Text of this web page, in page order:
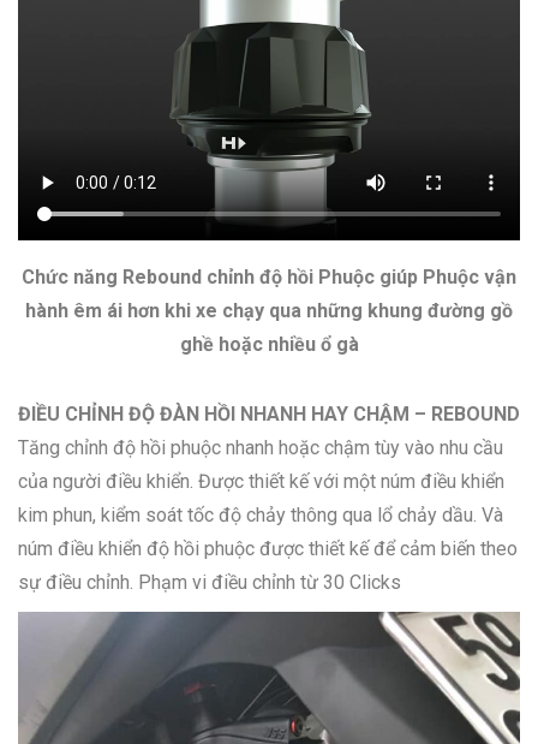
Chức năng Rebound chỉnh độ hồi Phuộc giúp Phuộc vận
hành êm ái hơn khi xe chạy qua những khung đường gồ
ghề hoặc nhiều ổ gà
ĐIỀU CHỈNH ĐỘ ĐÀN HỒI NHANH HAY CHẬM – REBOUND
Tăng chỉnh độ hồi phuộc nhanh hoặc chậm tùy vào nhu cầu
của người điều khiển. Được thiết kế với một núm điều khiển
kim phun, kiểm soát tốc độ chảy thông qua lổ chảy dầu. Và
núm điều khiển độ hồi phuộc được thiết kế để cảm biến theo
sự điều chỉnh. Phạm vi điều chỉnh từ 30 Clicks